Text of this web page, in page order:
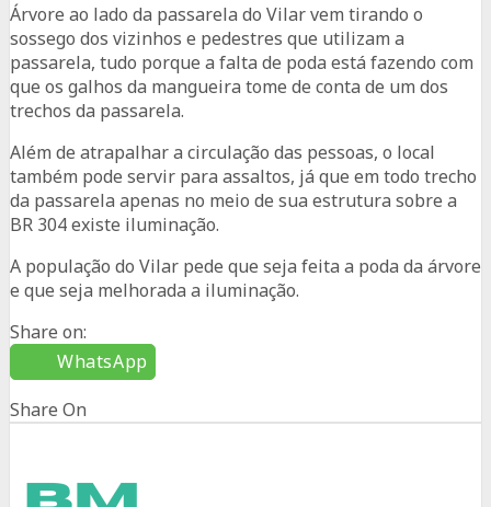
Árvore ao lado da passarela do Vilar vem tirando o
sossego dos vizinhos e pedestres que utilizam a
passarela, tudo porque a falta de poda está fazendo com
que os galhos da mangueira tome de conta de um dos
trechos da passarela.
Além de atrapalhar a circulação das pessoas, o local
também pode servir para assaltos, já que em todo trecho
da passarela apenas no meio de sua estrutura sobre a
BR 304 existe iluminação.
A população do Vilar pede que seja feita a poda da árvore
e que seja melhorada a iluminação.
Share on:
WhatsApp
Share On